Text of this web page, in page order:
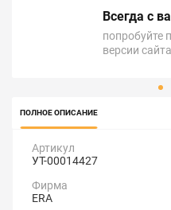
Всегда с
попробуйте
версии сайта
ПОЛНОЕ ОПИСАНИЕ
Артикул
УТ-00014427
Фирма
ERA